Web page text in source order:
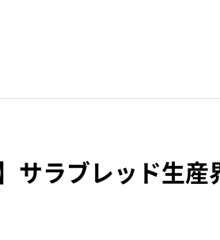
サラブレッド生